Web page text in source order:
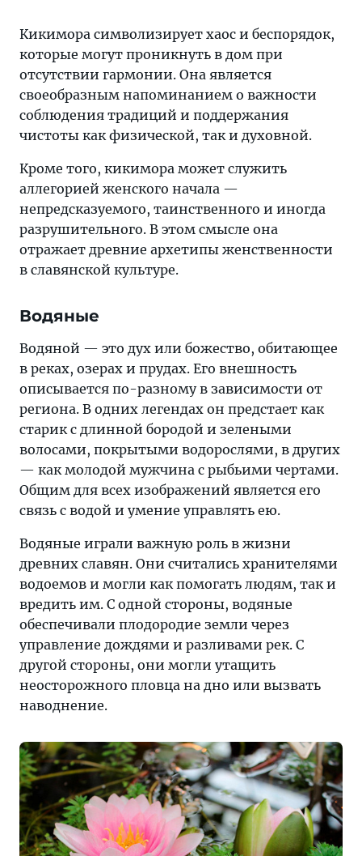
Кикимора символизирует хаос и беспорядок,
которые могут проникнуть в дом при
отсутствии гармонии. Она является
своеобразным напоминанием о важности
соблюдения традиций и поддержания
чистоты как физической, так и духовной.
Кроме того, кикимора может служить
аллегорией женского начала —
непредсказуемого, таинственного и иногда
разрушительного. В этом смысле она
отражает древние архетипы женственности
в славянской культуре.
Водяные
Водяной — это дух или божество, обитающее
в реках, озерах и прудах. Его внешность
описывается по-разному в зависимости от
региона. В одних легендах он предстает как
старик с длинной бородой и зелеными
волосами, покрытыми водорослями, в других
— как молодой мужчина с рыбьими чертами.
Общим для всех изображений является его
связь с водой и умение управлять ею.
Водяные играли важную роль в жизни
древних славян. Они считались хранителями
водоемов и могли как помогать людям, так и
вредить им. С одной стороны, водяные
обеспечивали плодородие земли через
управление дождями и разливами рек. С
другой стороны, они могли утащить
неосторожного пловца на дно или вызвать
наводнение.